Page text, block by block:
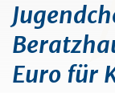
Euro für